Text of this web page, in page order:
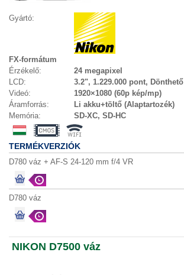
Gyártó:
FX-formátum
Érzékelő:
24 megapixel
LCD:
3.2", 1.229.000 pont, Dönthető
Videó:
1920×1080 (60p kép/mp)
Áramforrás:
Li akku+töltő (Alaptartozék)
Memória:
SD-XC, SD-HC
TERMÉKVERZIÓK
D780 váz + AF-S 24-120 mm f/4 VR
D780 váz
NIKON D7500 váz